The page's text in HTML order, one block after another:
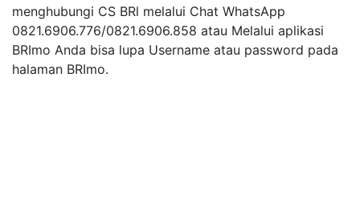
menghubungi CS BRl melalui Chat WhatsApp
0821.6906.776/0821.6906.858 atau Melalui aplikasi
BRImo Anda bisa lupa Username atau password pada
halaman BRImo.